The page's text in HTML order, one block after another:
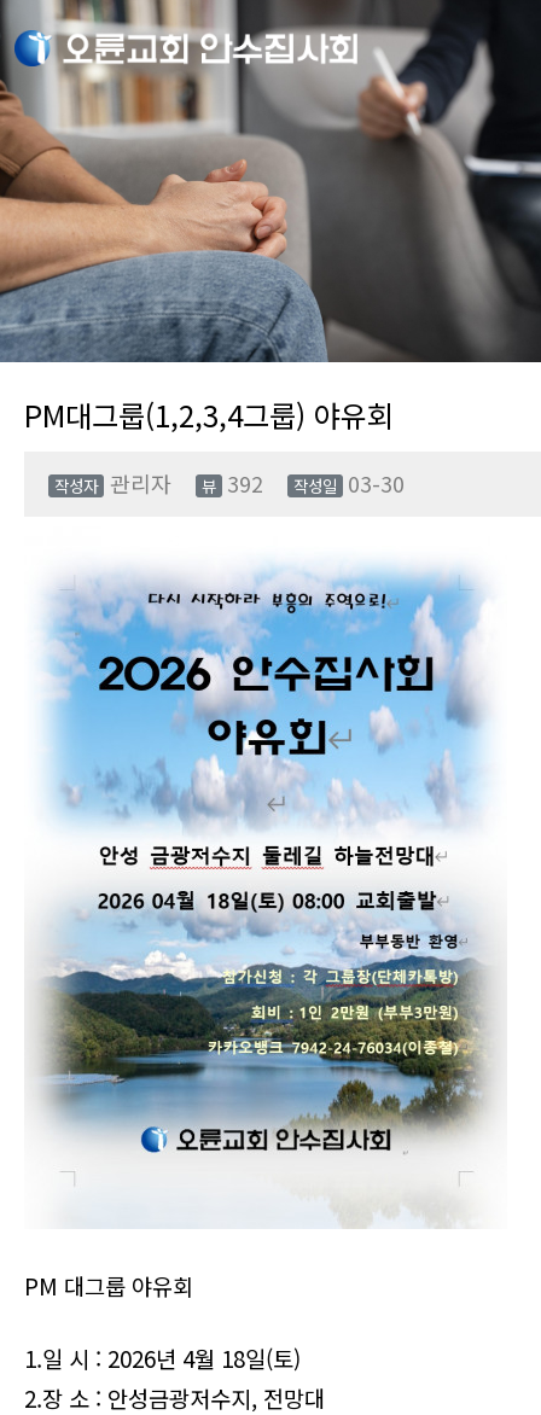
PM대그룹(1,2,3,4그룹) 야유회
작성자 관리자 뷰 392 작성일 03-30
PM 대그룹 야유회
1.일 시 : 2026년 4월 18일(토)
2.장 소 : 안성금광저수지, 전망대